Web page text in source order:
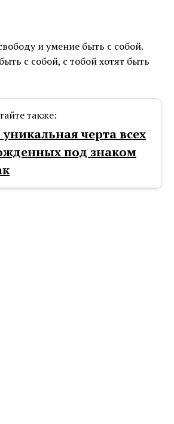
и умение быть с собой.
с собой, с тобой хотят быть
также:
уникальная черта всех
под знаком